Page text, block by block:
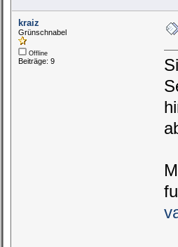
kraiz
Grünschnabel
Offline
Beiträge: 9